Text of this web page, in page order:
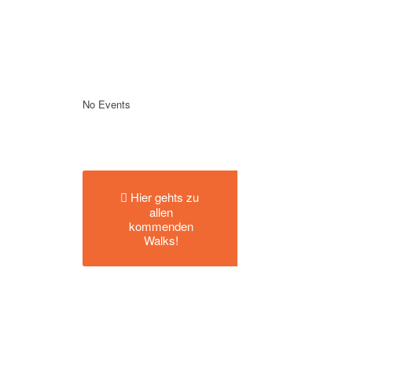
No Events
Hier gehts zu
allen
kommenden
Walks!